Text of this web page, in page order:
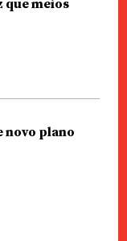
que meios
novo plano